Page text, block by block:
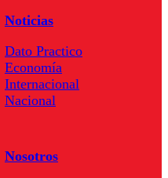
Noticias
Dato Practico
Economía
Internacional
Nacional
Nosotros